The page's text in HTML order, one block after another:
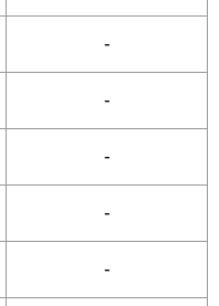
-
-
-
-
-